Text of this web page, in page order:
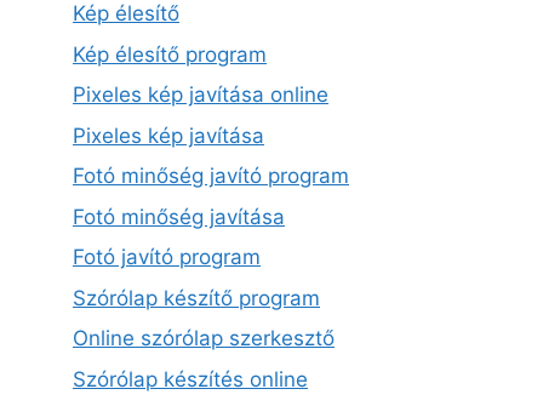
Kép élesítő
Kép élesítő program
Pixeles kép javítása online
Pixeles kép javítása
Fotó minőség javító program
Fotó minőség javítása
Fotó javító program
Szórólap készítő program
Online szórólap szerkesztő
Szórólap készítés online